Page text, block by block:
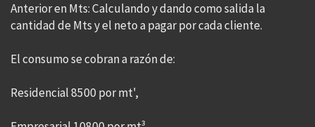
Anterior en Mts: Calculando y dando como salida la
cantidad de Mts y el neto a pagar por cada cliente.
El consumo se cobran a razón de:
Residencial 8500 por mt',